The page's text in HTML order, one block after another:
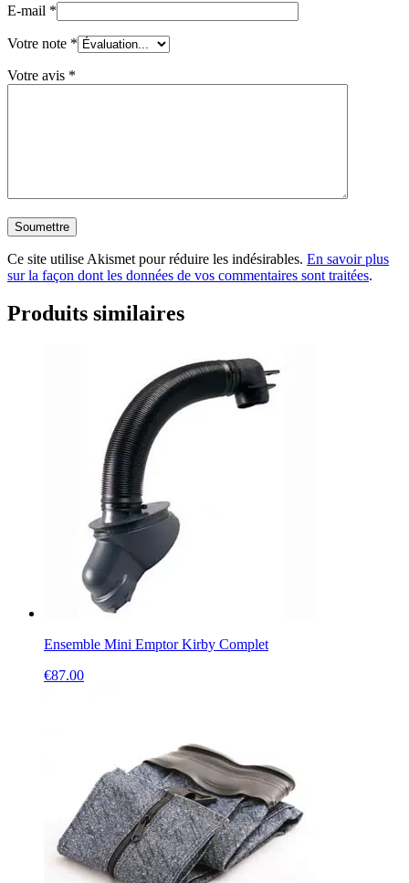
E-mail *
Votre note *
Votre avis *
Ce site utilise Akismet pour réduire les indésirables. En savoir plus
sur la façon dont les données de vos commentaires sont traitées.
Produits similaires
Ensemble Mini Emptor Kirby Complet
€87.00